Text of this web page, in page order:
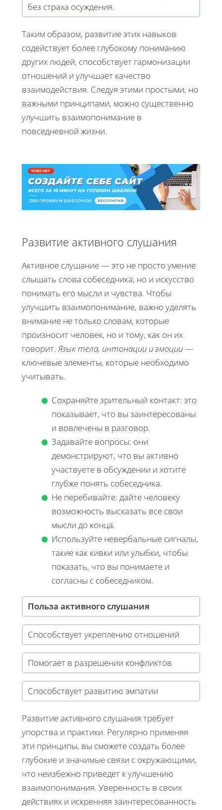
без страха осуждения.
Таким образом, развитие этих навыков
содействует более глубокому пониманию
других людей, способствует гармонизации
отношений и улучшает качество
взаимодействия. Следуя этими простыми, но
важными принципами, можно существенно
улучшить взаимопонимание в
повседневной жизни.
Развитие активного слушания
Активное слушание — это не просто умение
слышать слова собеседника, но и искусство
понимать его мысли и чувства. Чтобы
улучшить взаимопонимание, важно уделять
внимание не только словам, которые
произносит человек, но и тому, как он их
говорит. Язык тела, интонации и эмоции—
ключевые элементы, которые необходимо
учитывать.
Сохраняйте зрительный контакт: это
показывает, что вы заинтересованы
и вовлечены в разговор.
Задавайте вопросы: они
демонстрируют, что вы активно
участвуете в обсуждении и хотите
глубже понять собеседника.
Не перебивайте: дайте человеку
возможность высказать все свои
мысли до конца.
Используйте невербальные сигналы,
такие как кивки или улыбки, чтобы
показать, что вы понимаете и
согласны с собеседником.
Польза активного слушания
Способствует укреплению отношений
Помогает в разрешении конфликтов
Способствует развитию эмпатии
Развитие активного слушания требует
упорства и практики. Регулярно применяя
эти принципы, вы сможете создать более
глубокие и значимые связи с окружающими,
что неизбежно приведет к улучшению
взаимопонимания. Уверенность в своих
действиях и искренняя заинтересованность